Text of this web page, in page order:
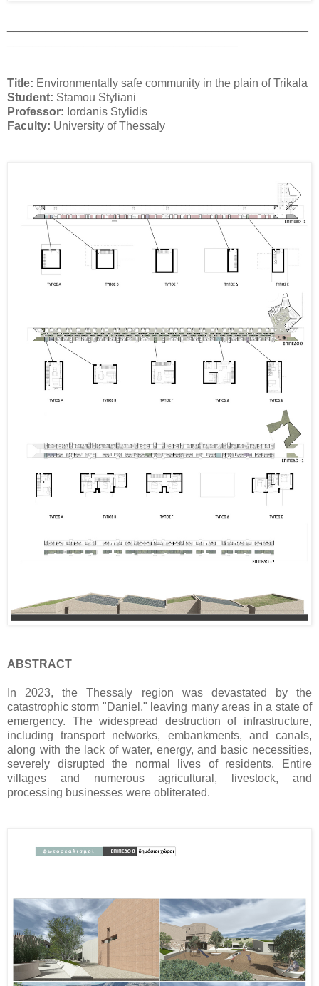
Title: Environmentally safe community in the plain of Trikala
Student: Stamou Styliani
Professor: Iordanis Stylidis
Faculty: University of Thessaly
ABSTRACT
In 2023, the Thessaly region was devastated by the
catastrophic storm "Daniel," leaving many areas in a state of
emergency. The widespread destruction of infrastructure,
including transport networks, embankments, and canals,
along with the lack of water, energy, and basic necessities,
severely disrupted the normal lives of residents. Entire
villages and numerous agricultural, livestock, and
processing businesses were obliterated.